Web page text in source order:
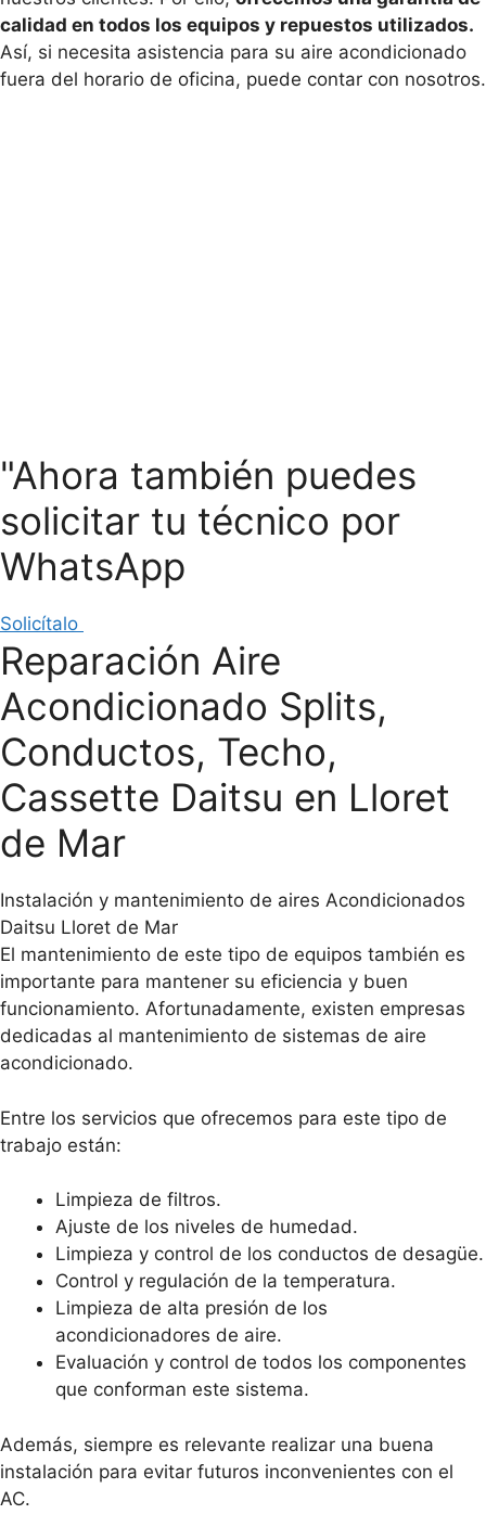
calidad en todos los equipos y repuestos utilizados.
Así, si necesita asistencia para su aire acondicionado
fuera del horario de oficina, puede contar con nosotros.
"Ahora también puedes
solicitar tu técnico por
WhatsApp
Solicítalo
Reparación Aire
Acondicionado Splits,
Conductos, Techo,
Cassette Daitsu en Lloret
de Mar
Instalación y mantenimiento de aires Acondicionados
Daitsu Lloret de Mar
El mantenimiento de este tipo de equipos también es
importante para mantener su eficiencia y buen
funcionamiento. Afortunadamente, existen empresas
dedicadas al mantenimiento de sistemas de aire
acondicionado.
Entre los servicios que ofrecemos para este tipo de
trabajo están:
Limpieza de filtros.
Ajuste de los niveles de humedad.
Limpieza y control de los conductos de desagüe.
Control y regulación de la temperatura.
Limpieza de alta presión de los
acondicionadores de aire.
Evaluación y control de todos los componentes
que conforman este sistema.
Además, siempre es relevante realizar una buena
instalación para evitar futuros inconvenientes con el
AC.